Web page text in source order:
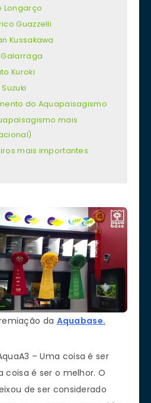
Longarço
Guazzelli
Kussakawa
Kuroki
do Aquapaisagismo
mais
mais importantes
da Aquabase.
– Uma coisa é ser
é ser o melhor. O
de ser considerado